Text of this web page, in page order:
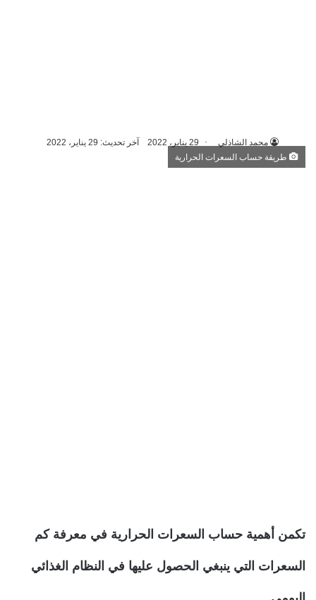
محمد الشاذلي 29 يناير، 2022 آخر تحديث: 29 يناير، 2022
طريقة حساب السعرات الحرارية
تكمن أهمية حساب السعرات الحرارية في معرفة كم
السعرات التي ينبغي الحصول عليها في النظام الغذائي